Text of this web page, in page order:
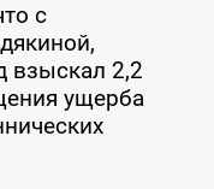
с
взыскал 2,2
ущерба